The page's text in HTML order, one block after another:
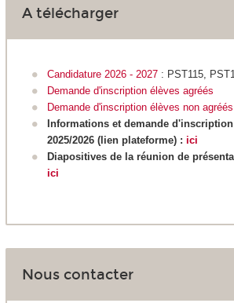
A télécharger
Candidature 2026 - 2027 : PST115,
Demande d'inscription élèves agréés
Demande d'inscription élèves non agréés
Informations et demande
2025/2026 (lien plateforme) : ici
Diapositives de la réunion de
ici
Nous contacter